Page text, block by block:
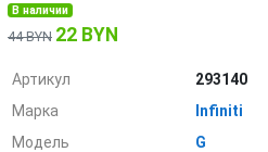
В наличии
44 BYN 22 BYN
Артикул
293140
Марка
Infiniti
Модель
G